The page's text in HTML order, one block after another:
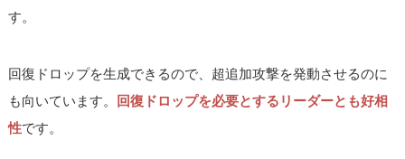
す。
回復ドロップを生成できるので、超追加攻撃を発動させるのに
も向いています。
回復ドロップを必要とするリーダーとも好相
性です。